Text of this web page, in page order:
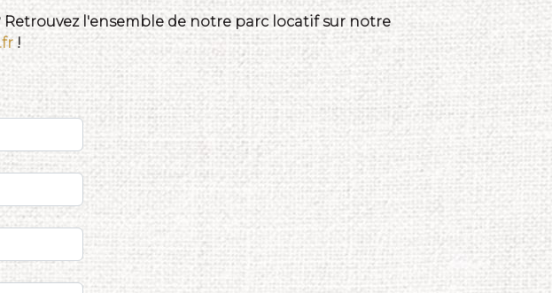
Retrouvez l'ensemble de notre parc locatif sur notre
!